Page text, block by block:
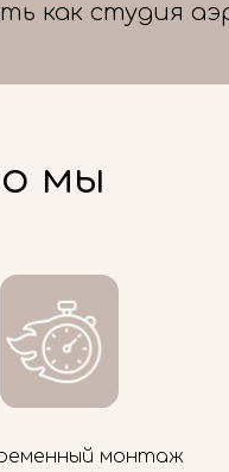
как студия
мы
монтаж